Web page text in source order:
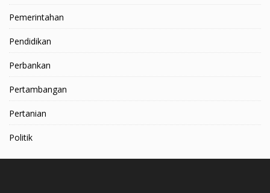
Pemerintahan
Pendidikan
Perbankan
Pertambangan
Pertanian
Politik